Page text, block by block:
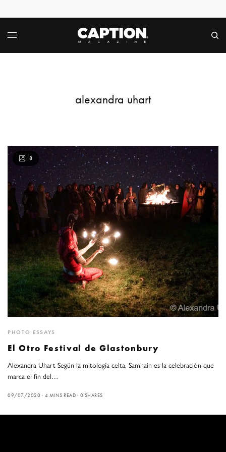
alexandra uhart
8
PHOTO ESSAYS
El Otro Festival de Glastonbury
Alexandra Uhart Según la mitología celta, Samhain es la celebración que
marca el fin del…
09/07/2020 4 MINS READ 0 SHARES